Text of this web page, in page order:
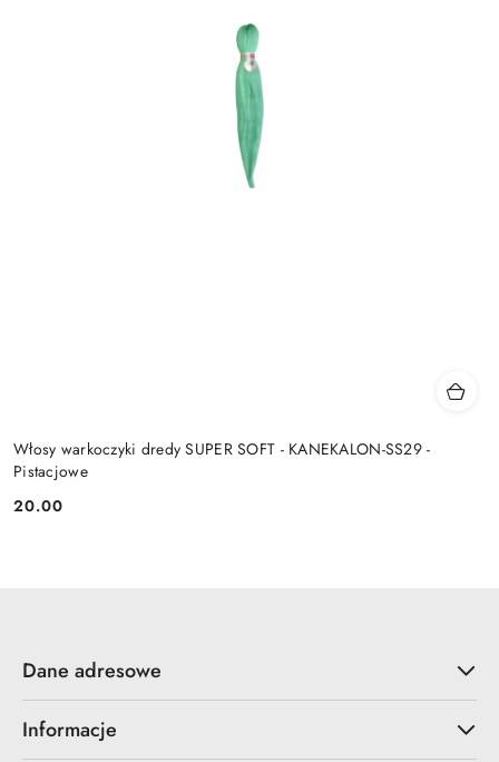
Włosy warkoczyki dredy SUPER SOFT - KANEKALON-SS29 -
Pistacjowe
Cena:
20.00
Dane adresowe
Informacje